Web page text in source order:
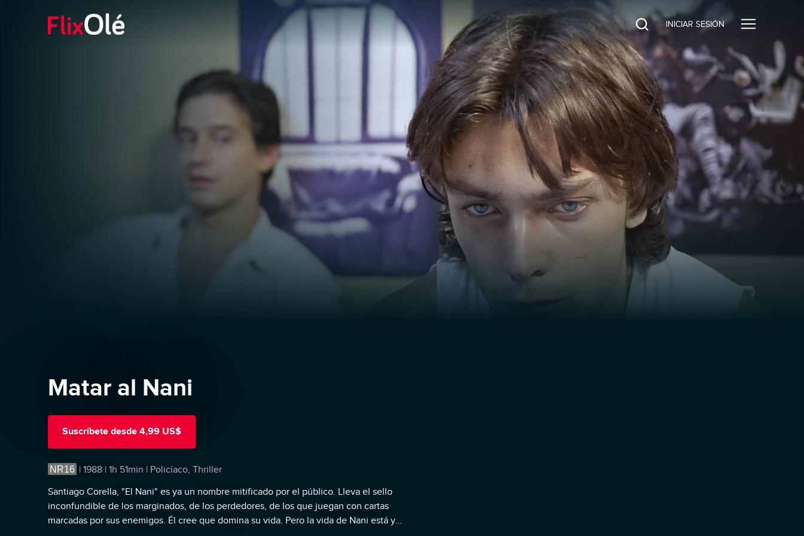
INICIAR SESIÓN
Matar al Nani
Suscríbete desde 4,99 US$
NR16 | 1988 | 1h 51min | Policíaco, Thriller
Santiago Corella, "El Nani" es ya un nombre mitificado por el público. Lleva el sello
inconfundible de los marginados, de los perdedores, de los que juegan con cartas
marcadas por sus enemigos. Él cree que domina su vida. Pero la vida de Nani está ya